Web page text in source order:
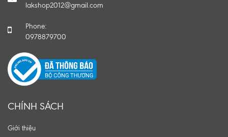
lakshop2012@gmail.com
Phone:
0978879700
CHÍNH SÁCH
Giới thiệu